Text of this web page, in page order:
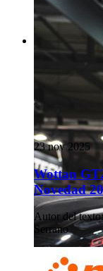
23 nov 2025
Wottan
Novedad
Autor del texto:
Serrano